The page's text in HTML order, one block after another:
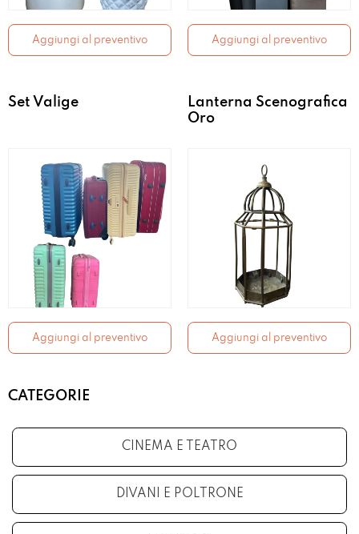
Aggiungi al preventivo Aggiungi al preventivo
Set Valige
Aggiungi al preventivo
Lanterna Scenografica
Oro
Aggiungi al preventivo
CATEGORIE
CINEMA E TEATRO
DIVANI E POLTRONE